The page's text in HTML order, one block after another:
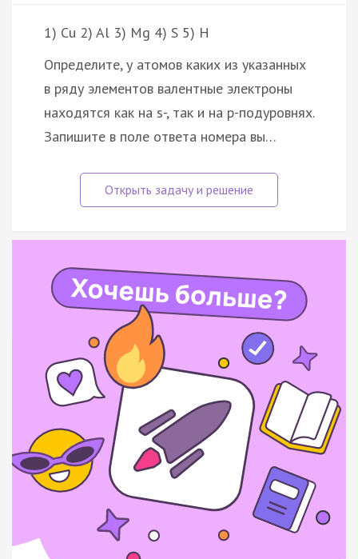
1) Cu 2) Al 3) Mg 4) S 5) H
Определите, у атомов каких из указанных
в ряду элементов валентные электроны
находятся как на s-, так и на p-подуровнях.
Запишите в поле ответа номера вы…